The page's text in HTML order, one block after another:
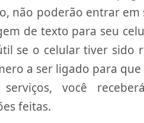
não poderão entrar em
de texto para seu
se o celular tiver sido
a ser ligado para
serviços, você
feitas.